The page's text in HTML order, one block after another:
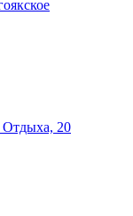
Отдыха, 20